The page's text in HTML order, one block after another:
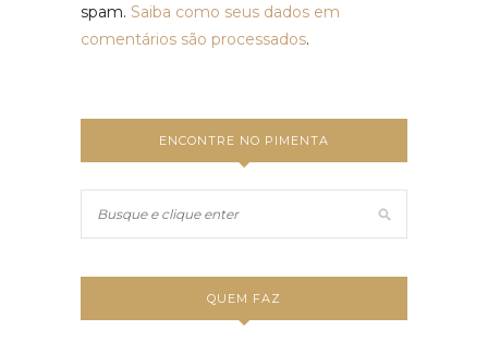
spam. Saiba como seus dados em
comentários são processados.
ENCONTRE NO PIMENTA
QUEM FAZ